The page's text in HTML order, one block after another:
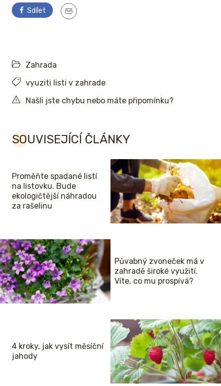
Sdílet
Zahrada
vyuziti listi v zahrade
Našli jste chybu nebo máte připomínku?
SOUVISEJÍCÍ ČLÁNKY
Proměňte spadané listí
na listovku. Bude
ekologičtější náhradou
za rašelinu
Půvabný zvoneček má v
zahradě široké využití.
Víte, co mu prospívá?
4 kroky, jak vysít měsíční
jahody